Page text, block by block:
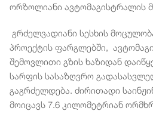
ორზოლიანი ავტომაგისტრალის
გრძელვადიანი სესხის
პროექტის ფარგლებში,
შემოვლითი გზის ხაზიდან
სარფის სასაზღვრო
გაგრძელდება. ძირითადი
მოიცავს 7.6 კილომეტრიან